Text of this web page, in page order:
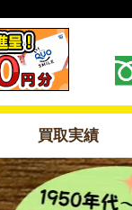
買取実績